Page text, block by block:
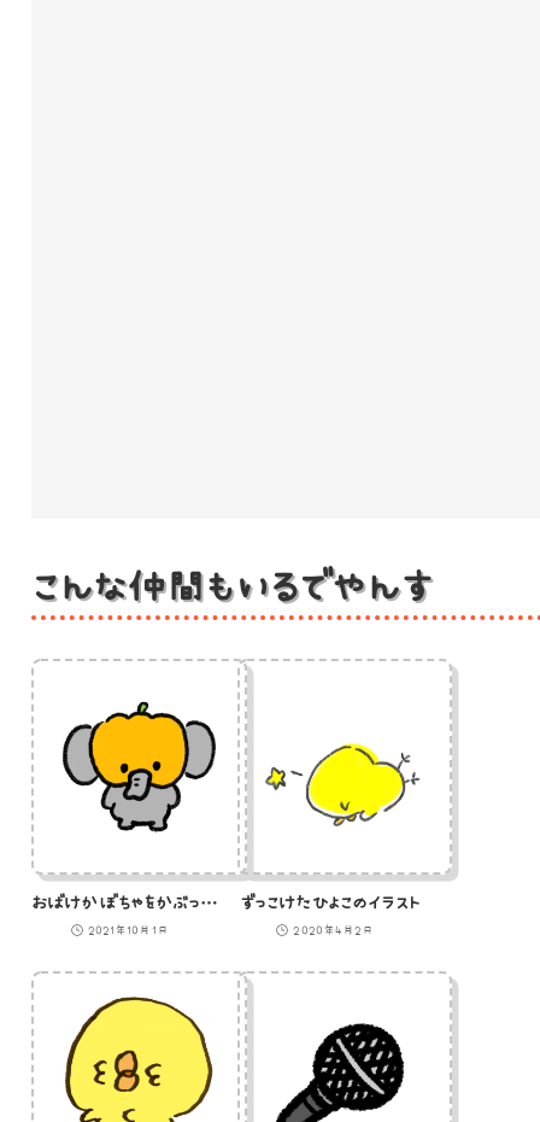
こんな仲間もいるでやんす
おばけかぼちゃをかぶった象のイラスト
2021年10月1日
ずっこけたひよこのイラスト
2020年4月2日